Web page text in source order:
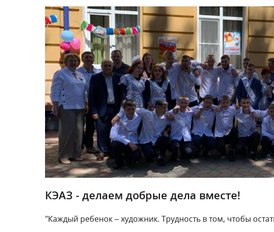
КЭАЗ - делаем добрые дела вместе!
"Каждый ребенок – художник. Трудность в том, чтобы